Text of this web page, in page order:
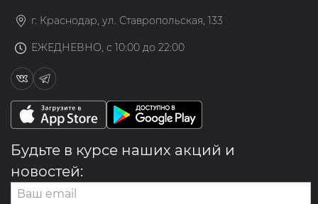
г. Краснодар, ул. Ставропольская, 133
ЕЖЕДНЕВНО, с 10:00 до 22:00
Будьте в курсе наших акций и
новостей: